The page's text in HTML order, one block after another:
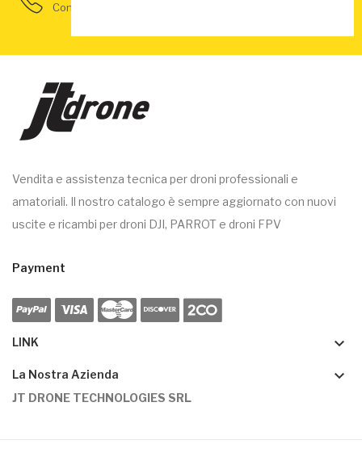
Contattaci per infomazioni
Vendita e assistenza tecnica per droni professionali e
amatoriali. Il nostro catalogo è sempre aggiornato con nuovi
uscite e ricambi per droni DJI, PARROT e droni FPV
Payment
LINK keyboard_arrow_down
La Nostra Azienda keyboard_arrow_down
JT DRONE TECHNOLOGIES SRL